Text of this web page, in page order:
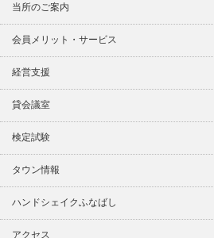
当所のご案内
会員メリット・サービス
経営支援
貸会議室
検定試験
タウン情報
ハンドシェイクふなばし
アクセス